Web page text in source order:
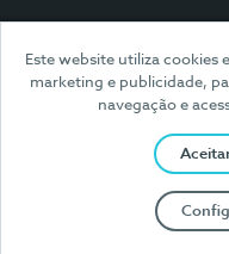
Este website utiliza cookies
marketing e publicidade,
navegação e